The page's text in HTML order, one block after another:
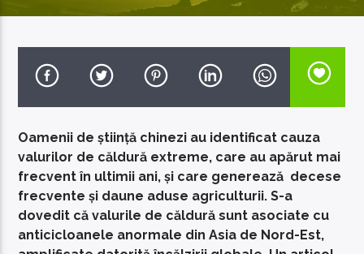
Oamenii de știință chinezi au identificat cauza
valurilor de căldură extreme, care au apărut mai
frecvent în ultimii ani, și care generează decese
frecvente și daune aduse agriculturii. S-a
dovedit că valurile de căldură sunt asociate cu
anticicloanele anormale din Asia de Nord-Est,